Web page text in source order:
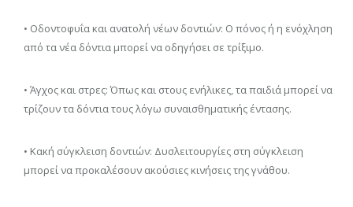
• Οδοντοφυΐα και ανατολή νέων δοντιών: Ο πόνος ή η ενόχληση
από τα νέα δόντια μπορεί να οδηγήσει σε τρίξιμο.
• Άγχος και στρες: Όπως και στους ενήλικες, τα παιδιά μπορεί να
τρίζουν τα δόντια τους λόγω συναισθηματικής έντασης.
• Κακή σύγκλειση δοντιών: Δυσλειτουργίες στη σύγκλειση
μπορεί να προκαλέσουν ακούσιες κινήσεις της γνάθου.